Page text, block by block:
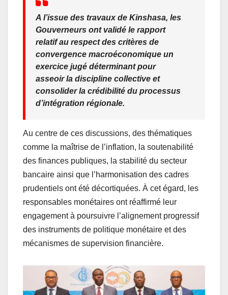
A l’issue des travaux de Kinshasa, les
Gouverneurs ont validé le rapport
relatif au respect des critères de
convergence macroéconomique un
exercice jugé déterminant pour
asseoir la discipline collective et
consolider la crédibilité du processus
d’intégration régionale.
Au centre de ces discussions, des thématiques
comme la maîtrise de l’inflation, la soutenabilité
des finances publiques, la stabilité du secteur
bancaire ainsi que l’harmonisation des cadres
prudentiels ont été décortiquées. À cet égard, les
responsables monétaires ont réaffirmé leur
engagement à poursuivre l’alignement progressif
des instruments de politique monétaire et des
mécanismes de supervision financière.